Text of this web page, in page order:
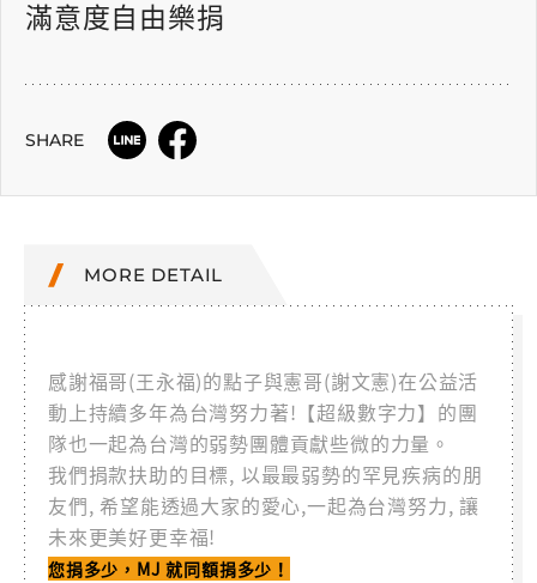
滿意度自由樂捐
SHARE
MORE DETAIL
感謝福哥(王永福)的點子與憲哥(謝文憲)在公益活
動上持續多年為台灣努力著!【超級數字力】的團
隊也一起為台灣的弱勢團體貢獻些微的力量。
我們捐款扶助的目標, 以最最弱勢的罕見疾病的朋
友們, 希望能透過大家的愛心,一起為台灣努力, 讓
未來更美好更幸福!
您捐多少，MJ 就同額捐多少！